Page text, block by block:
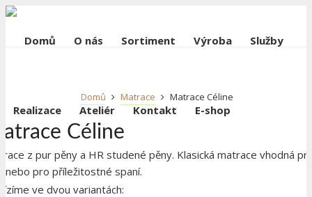
Domů O nás Sortiment Výroba Služby
Realizace Ateliér Kontakt E-shop
Domů Matrace Matrace Céline
Céline
z pur pěny a HR studené pěny. Klasická matrace vhodná
nebo pro příležitostné spaní.
ve dvou variantách: